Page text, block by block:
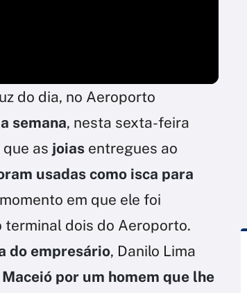
do dia, no Aeroporto
semana, nesta sexta-feira
que as joias entregues ao
usadas como isca para
em que ele foi
terminal dois do Aeroporto.
do empresário, Danilo Lima
por um homem que lhe